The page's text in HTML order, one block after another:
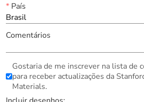
*País
Brasil
Comentários
Gostaria de me inscrever na lista de
para receber actualizações da
Materials.